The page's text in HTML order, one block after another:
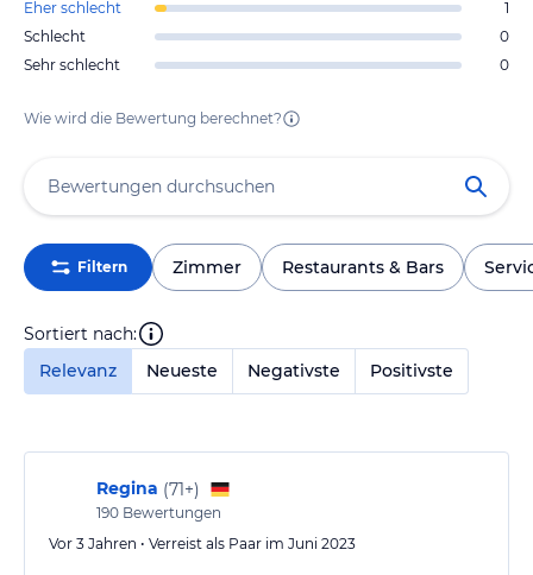
Eher schlecht
1
Schlecht
0
Sehr schlecht
0
Wie wird die Bewertung berechnet?
Filtern Zimmer Restaurants & Bars
Sortiert nach:
Relevanz
Neueste Negativste Positivste
Regina (71+)
190 Bewertungen
Vor 3 Jahren • Verreist als Paar im Juni 2023